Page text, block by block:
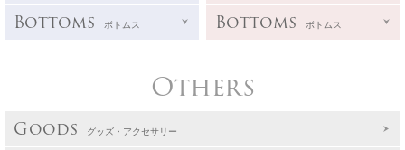
Bottoms ボトムス Bottoms ボトムス
Others
Goods グッズ・アクセサリー